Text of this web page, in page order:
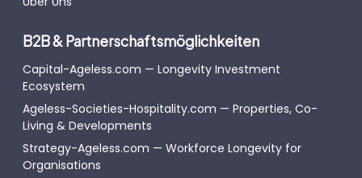
B2B & Partnerschaftsmöglichkeiten
Capital-Ageless.com — Longevity Investment
Ecosystem
Ageless-Societies-Hospitality.com — Properties, Co-
Living & Developments
Strategy-Ageless.com — Workforce Longevity for
Organisations